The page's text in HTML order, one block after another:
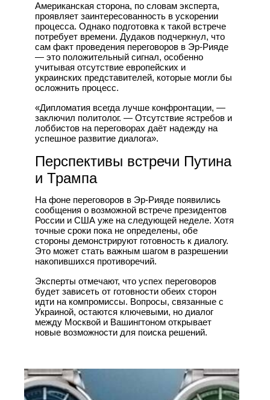
Американская сторона, по словам эксперта,
проявляет заинтересованность в ускорении
процесса. Однако подготовка к такой встрече
потребует времени. Дудаков подчеркнул, что
сам факт проведения переговоров в Эр-Рияде
— это положительный сигнал, особенно
учитывая отсутствие европейских и
украинских представителей, которые могли бы
осложнить процесс.
«Дипломатия всегда лучше конфронтации, —
заключил политолог. — Отсутствие ястребов и
лоббистов на переговорах даёт надежду на
успешное развитие диалога».
Перспективы встречи Путина
и Трампа
На фоне переговоров в Эр-Рияде появились
сообщения о возможной встрече президентов
России и США уже на следующей неделе. Хотя
точные сроки пока не определены, обе
стороны демонстрируют готовность к диалогу.
Это может стать важным шагом в разрешении
накопившихся противоречий.
Эксперты отмечают, что успех переговоров
будет зависеть от готовности обеих сторон
идти на компромиссы. Вопросы, связанные с
Украиной, остаются ключевыми, но диалог
между Москвой и Вашингтоном открывает
новые возможности для поиска решений.